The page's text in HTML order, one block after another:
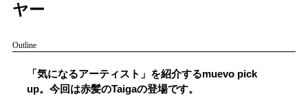
#男性シンガー #HR/HM #女性シンガー
記事一覧
プレスリリース一覧
ヤー
Outline
「気になるアーティスト」を紹介するmuevo pick
up。今回は赤髪のTaigaの登場です。